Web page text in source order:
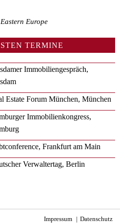
Europe
TERMINE
Immobiliengespräch,
Estate Forum München, München
Immobilienkongress,
Frankfurt am Main
Verwaltertag, Berlin
Impressum Datenschutz